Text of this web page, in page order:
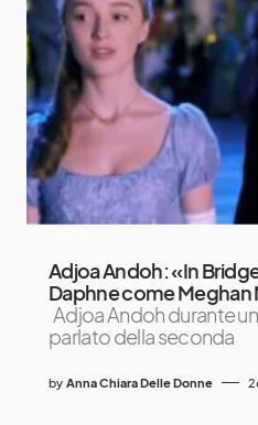
Adjoa Andoh: «In
Daphne come Meghan
Adjoa Andoh durante
parlato della seconda
by Anna Chiara Delle Donne